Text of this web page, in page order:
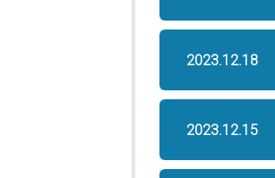
2023.12.18
2023.12.15